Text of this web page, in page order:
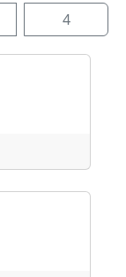
4